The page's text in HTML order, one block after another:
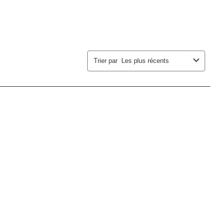
Trier par Les plus récents